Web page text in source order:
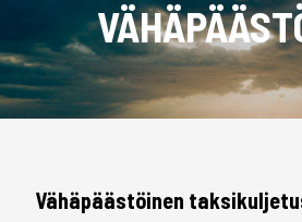
Vähäpäästöinen